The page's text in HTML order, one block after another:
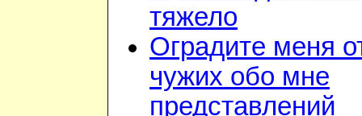
тяжело
Оградите меня
чужих обо мне
представлений